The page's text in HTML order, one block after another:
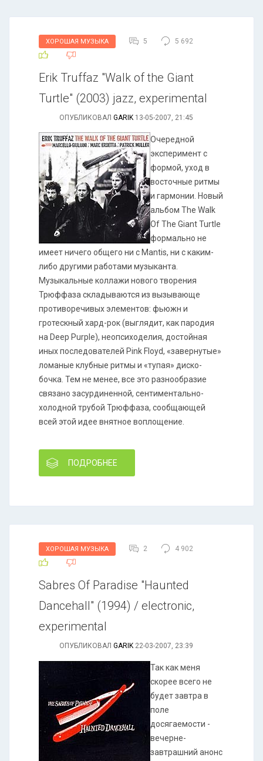
ХОРОШАЯ МУЗЫКА 5 5 692
Erik Truffaz "Walk of the Giant
Turtle" (2003) jazz, experimental
ОПУБЛИКОВАЛ GARIK 13-05-2007, 21:45
Очередной
эксперимент с
формой, уход в
восточные ритмы
и гармонии. Новый
альбом The Walk
Of The Giant Turtle
формально не
имеет ничего общего ни с Mantis, ни с каким-
либо другими работами музыканта.
Музыкальные коллажи нового творения
Трюффаза складываются из вызывающе
противоречивых элементов: фьюжн и
гротескный хард-рок (выглядит, как пародия
на Deep Purple), неопсиходелия, достойная
иных последователей Pink Floyd, «завернутые»
ломаные клубные ритмы и «тупая» диско-
бочка. Тем не менее, все это разнообразие
связано засурдиненной, сентиментально-
холодной трубой Трюффаза, сообщающей
всей этой идее внятное воплощение.
ПОДРОБНЕЕ
ХОРОШАЯ МУЗЫКА 2 4 902
Sabres Of Paradise "Haunted
Dancehall" (1994) / electronic,
experimental
ОПУБЛИКОВАЛ GARIK 22-03-2007, 23:39
Так как меня
скорее всего не
будет завтра в
поле
досягаемости -
вечерне-
завтрашний анонс